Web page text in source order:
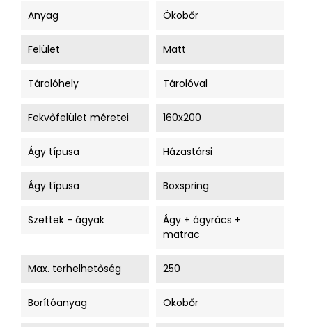
Anyag Ökobőr
Felület Matt
Tárolóhely Tárolóval
Fekvőfelület méretei 160x200
Ágy típusa Házastársi
Ágy típusa Boxspring
Szettek - ágyak
Ágy + ágyrács +
matrac
Max. terhelhetőség 250
Borítóanyag Ökobőr